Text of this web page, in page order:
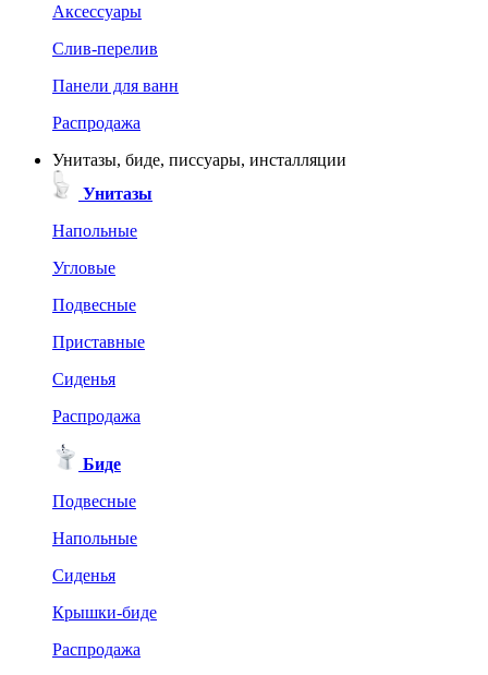
Аксессуары
Слив-перелив
Панели для ванн
Распродажа
Унитазы, биде, писсуары, инсталляции
Унитазы
Напольные
Угловые
Подвесные
Приставные
Сиденья
Распродажа
Биде
Подвесные
Напольные
Сиденья
Крышки-биде
Распродажа